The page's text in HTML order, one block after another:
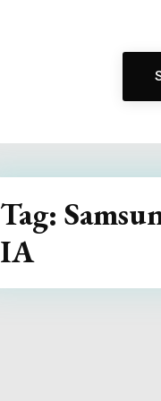
Tag:
IA